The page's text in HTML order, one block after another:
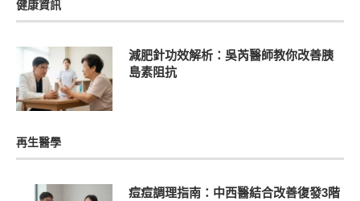
健康資訊
減肥針功效解析：吳芮醫師教你改善胰
島素阻抗
再生醫學
痘痘調理指南：中西醫結合改善復發3階